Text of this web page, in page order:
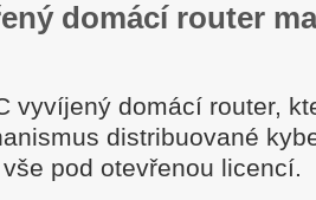
domácí router
vyvíjený domácí router,
distribuované
pod otevřenou licencí.